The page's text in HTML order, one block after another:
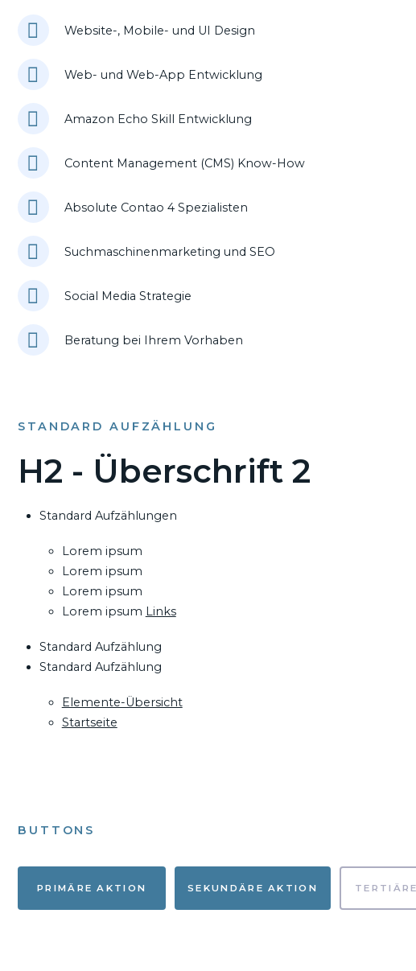
Website-, Mobile- und UI Design
Web- und Web-App Entwicklung
Amazon Echo Skill Entwicklung
Content Management (CMS) Know-How
Absolute Contao 4 Spezialisten
Suchmaschinenmarketing und SEO
Social Media Strategie
Beratung bei Ihrem Vorhaben
STANDARD AUFZÄHLUNG
H2 - Überschrift 2
Standard Aufzählungen
Lorem ipsum
Lorem ipsum
Lorem ipsum
Lorem ipsum Links
Standard Aufzählung
Standard Aufzählung
Elemente-Übersicht
Startseite
BUTTONS
PRIMÄRE AKTION SEKUNDÄRE AKTION